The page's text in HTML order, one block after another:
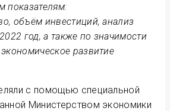
показателям:
объём инвестиций, анализ
год, а также по значимости
развитие
с помощью специальной
Министерством экономики